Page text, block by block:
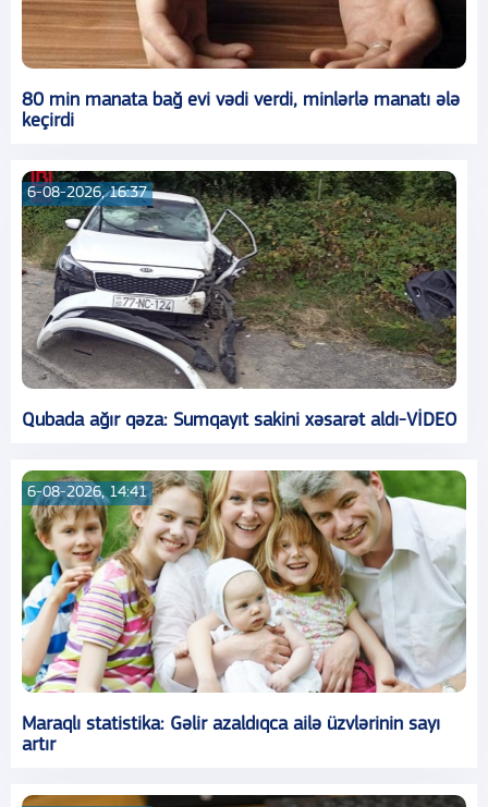
80 min manata bağ evi vədi verdi, minlərlə manatı ələ
keçirdi
6-08-2026, 16:37
Qubada ağır qəza: Sumqayıt sakini xəsarət aldı-VİDEO
6-08-2026, 14:41
Maraqlı statistika: Gəlir azaldıqca ailə üzvlərinin sayı
artır